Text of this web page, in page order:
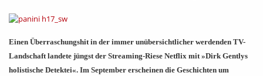
Einen Überraschungshit in der immer unübersichtlicher werdenden TV-
Landschaft landete jüngst der Streaming-Riese Netflix mit»Dirk Gentlys
holistische Detektei«. Im September erscheinen die Geschichten um